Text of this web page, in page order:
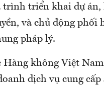
trình triển khai dự
và chủ động phối
pháp lý.
Hàng không Việt
dịch vụ cung